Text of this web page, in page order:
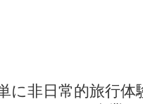
非日常的旅行体